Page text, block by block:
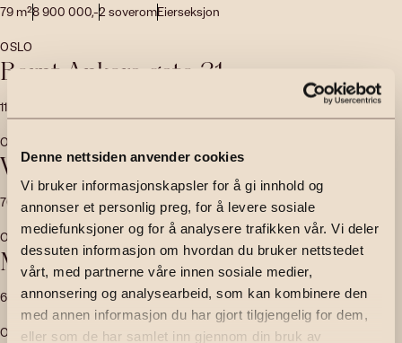
Denne nettsiden anvender cookies
Vi bruker informasjonskapsler for å gi innhold og
annonser et personlig preg, for å levere sosiale
mediefunksjoner og for å analysere trafikken vår. Vi deler
dessuten informasjon om hvordan du bruker nettstedet
vårt, med partnerne våre innen sosiale medier,
annonsering og analysearbeid, som kan kombinere den
med annen informasjon du har gjort tilgjengelig for dem,
eller som de har samlet inn gjennom din bruk av
79 m²8 900 000,-2 soveromEierseksjon
OSLO
Bernt Ankers gate 31
115
OSLO
Vollebekkveien 4B
70 m²3 700 000,- 2soverom Andelsleilighet
OSLO
Martin Borrebekkens vei 41
66 m²5 050 000,- 3soveromAndelsleilighet
OSLO